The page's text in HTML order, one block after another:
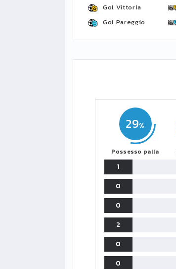
Gol Vittoria
Gol Pareggio
29
Possesso palla
1
0
0
2
0
0